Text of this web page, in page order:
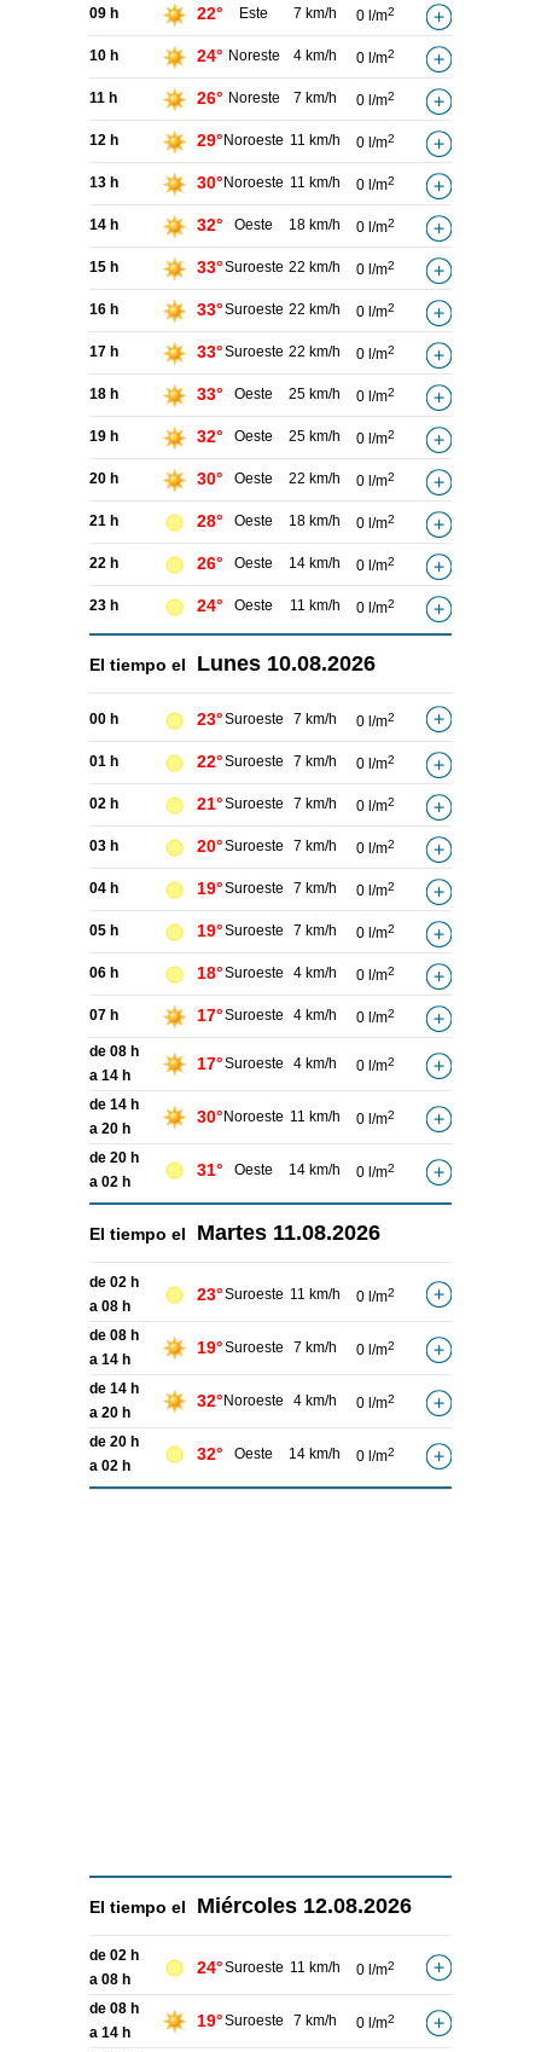
09 h 22° Este 7 km/h 0 l/m2
10 h 24° Noreste 4 km/h 0 l/m2
11 h 26° Noreste 7 km/h 0 l/m2
12 h 29° Noroeste 11 km/h 0 l/m2
13 h 30° Noroeste 11 km/h 0 l/m2
14 h 32° Oeste 18 km/h 0 l/m2
15 h 33°Suroeste 22 km/h 0 l/m2
16 h 33°Suroeste 22 km/h 0 l/m2
17 h 33°Suroeste 22 km/h 0 l/m2
18 h 33° Oeste 25 km/h 0 l/m2
19 h 32° Oeste 25 km/h 0 l/m2
20 h 30° Oeste 22 km/h 0 l/m2
21 h 28° Oeste 18 km/h 0 l/m2
22 h 26° Oeste 14 km/h 0 l/m2
23 h 24° Oeste 11 km/h 0 l/m2
El tiempo el Lunes 10.08.2026
00 h 23°Suroeste 7 km/h 0 l/m2
01 h 22°Suroeste 7 km/h 0 l/m2
02 h 21°Suroeste 7 km/h 0 l/m2
03 h 20°Suroeste 7 km/h 0 l/m2
04 h 19°Suroeste 7 km/h 0 l/m2
05 h 19°Suroeste 7 km/h 0 l/m2
06 h 18°Suroeste 4 km/h 0 l/m2
07 h 17°Suroeste 4 km/h 0 l/m2
de 08 h
a 14 h
17°Suroeste 4 km/h 0 l/m2
de 14 h
a 20 h
30° Noroeste 11 km/h 0 l/m2
de 20 h
a 02 h
31° Oeste 14 km/h 0 l/m2
El tiempo el Martes 11.08.2026
de 02 h
a 08 h
23°Suroeste 11 km/h 0 l/m2
de 08 h
a 14 h
19°Suroeste 7 km/h 0 l/m2
de 14 h
a 20 h
32° Noroeste 4 km/h 0 l/m2
de 20 h
a 02 h
32° Oeste 14 km/h 0 l/m2
El tiempo el Miércoles 12.08.2026
de 02 h
a 08 h
24°Suroeste 11 km/h 0 l/m2
de 08 h
a 14 h
19°Suroeste 7 km/h 0 l/m2